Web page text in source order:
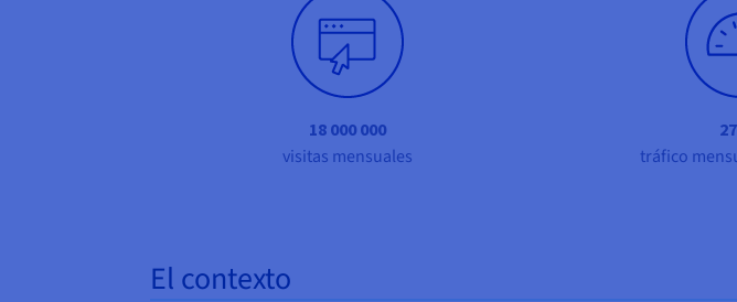
18 000 000
visitas mensuales tráfico
El contexto